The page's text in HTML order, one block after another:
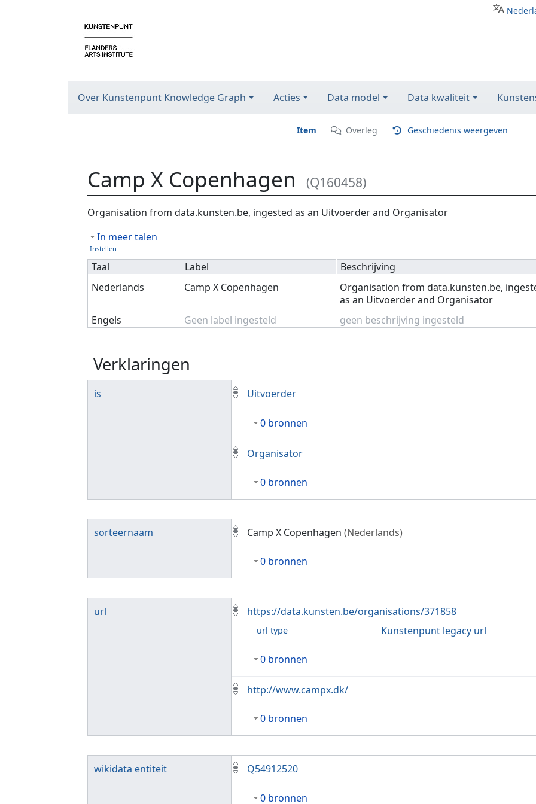
Over Kunstenpunt Knowledge Graph Acties Data model Data kwaliteit
Item Overleg Geschiedenis weergeven
Camp X Copenhagen (Q160458)
Ga naar:navigatie,zoeken
Organisation from data.kunsten.be, ingested as an Uitvoerder and Organisator
In meer talen
Instellen
Taal Label
Beschrijving
Nederlands
Camp X Copenhagen
Organisation from data.kunsten.be,
as an Uitvoerder and Organisator
Engels
Geen label ingesteld geen beschrijving ingesteld
Verklaringen
is Uitvoerder
0 bronnen
Organisator
0 bronnen
sorteernaam Camp X Copenhagen (Nederlands)
0 bronnen
url https://data.kunsten.be/organisations/371858
url type Kunstenpunt legacy url
0 bronnen
http://www.campx.dk/
0 bronnen
wikidata entiteit Q54912520
0 bronnen